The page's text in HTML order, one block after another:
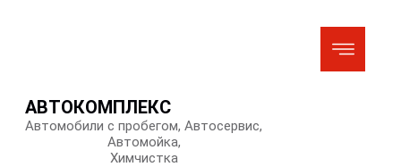
АВТОКОМПЛЕКС
Автомобили с пробегом, Автосервис,
Автомойка,
Химчистка